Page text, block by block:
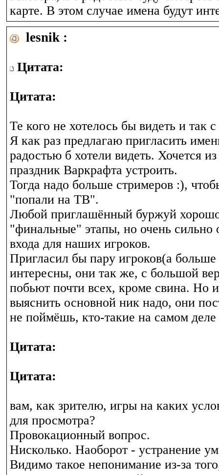
карте. В этом случае имена будут
lesnik :
Цитата:
Цитата:
Те кого не хотелось бы видеть и так
Я как раз предлагаю пригласить
радостью б хотели видеть. Хочется
праздник Варкрафта устроить.
Тогда надо больше стримеров :),
"попали на ТВ".
Любой приглашённый буржуй хорошо
"финальные" этапы, но очень сильно
входа для наших игроков.
Пригласил бы пару игроков(а
интересны, они так же, с большой
побьют почти всех, кроме свина. Но
выяснить основной ник надо, они
не поймёшь, кто-такие на самом
Цитата:
Цитата:
вам, как зрителю, игры на каких
для просмотра?
Провокационный вопрос.
Нисколько. Наоборот - устранение
Видимо такое непонимание из-за